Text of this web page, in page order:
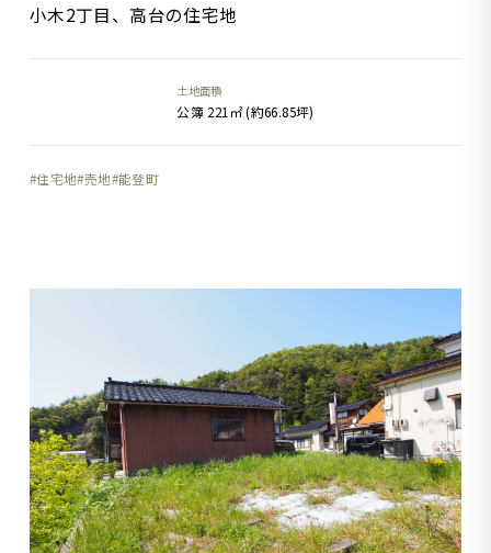
小木2丁目、高台の住宅地
土地面積
公簿 221㎡ (約66.85坪)
住宅地 売地 能登町